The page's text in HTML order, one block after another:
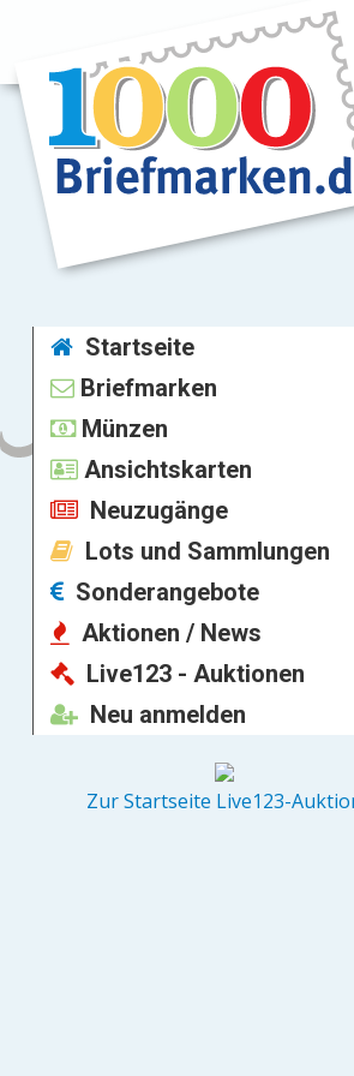
Startseite
Briefmarken
Münzen
Ansichtskarten
Neuzugänge
Lots und Sammlungen
Sonderangebote
Aktionen / News
Live123 - Auktionen
Neu anmelden
Zur Startseite Live123-